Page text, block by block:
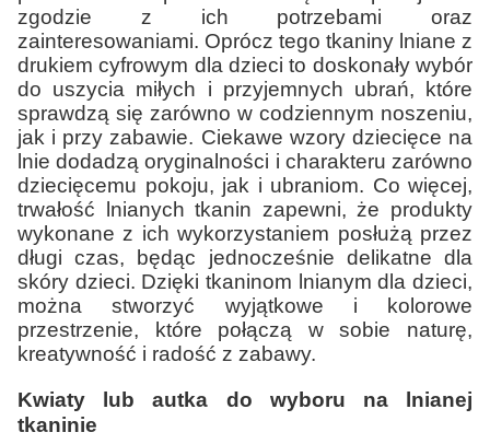
zgodzie z ich potrzebami oraz
zainteresowaniami. Oprócz tego tkaniny lniane z
drukiem cyfrowym dla dzieci to doskonały wybór
do uszycia miłych i przyjemnych ubrań, które
sprawdzą się zarówno w codziennym noszeniu,
jak i przy zabawie. Ciekawe wzory dziecięce na
lnie dodadzą oryginalności i charakteru zarówno
dziecięcemu pokoju, jak i ubraniom. Co więcej,
trwałość lnianych tkanin zapewni, że produkty
wykonane z ich wykorzystaniem posłużą przez
długi czas, będąc jednocześnie delikatne dla
skóry dzieci. Dzięki tkaninom lnianym dla dzieci,
można stworzyć wyjątkowe i kolorowe
przestrzenie, które połączą w sobie naturę,
kreatywność i radość z zabawy.
Kwiaty lub autka do wyboru na lnianej
tkaninie